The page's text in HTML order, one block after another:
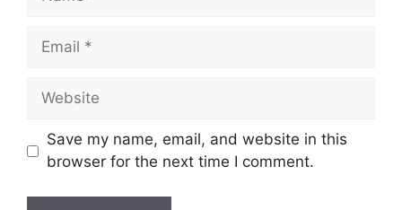
Email
Website
Save my name, email, and website in this
browser for the next time I comment.